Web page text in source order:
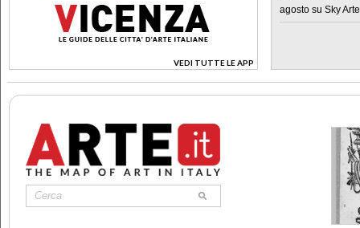
VEDI TUTTE LE APP
>
agosto su Sky Arte